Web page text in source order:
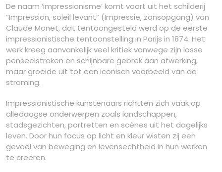
De naam ‘impressionisme’ komt voort uit het schilderij
“Impression, soleil levant” (Impressie, zonsopgang) van
Claude Monet, dat tentoongesteld werd op de eerste
impressionistische tentoonstelling in Parijs in 1874. Het
werk kreeg aanvankelijk veel kritiek vanwege zijn losse
penseelstreken en schijnbare gebrek aan afwerking,
maar groeide uit tot een iconisch voorbeeld van de
stroming.
Impressionistische kunstenaars richtten zich vaak op
alledaagse onderwerpen zoals landschappen,
stadsgezichten, portretten en scènes uit het dagelijks
leven. Door hun focus op licht en kleur wisten zij een
gevoel van beweging en levensechtheid in hun werken
te creëren.